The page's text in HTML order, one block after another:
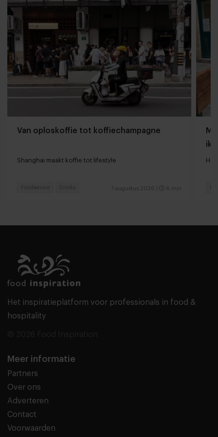
Van oploskoffie tot koffiechampagne
Shanghai maakt koffie tot lifestyle
7 augustus 2026 6 min
Foodservice Drinks
ik
Het inspiratieplatform voor professionals in food &
hospitality
Meer informatie
Partners
Over ons
Adverteren
Contact
Voorwaarden